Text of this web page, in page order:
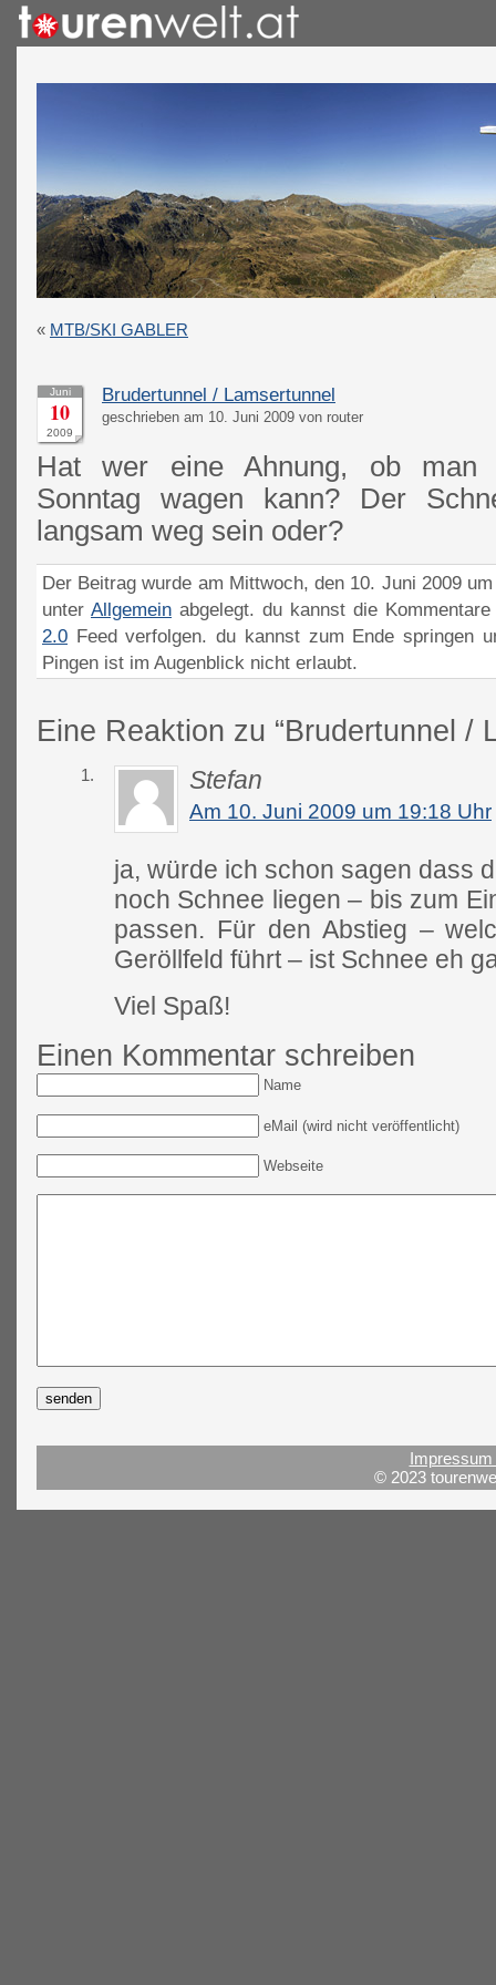
« MTB/SKI GABLER
Juni
10
2009
Brudertunnel / Lamsertunnel
geschrieben am 10. Juni 2009 von router
Hat wer eine Ahnung, ob man
Sonntag wagen kann? Der
langsam weg sein oder?
Der Beitrag wurde am Mittwoch, den 10. Juni 2009
unter Allgemein abgelegt. du kannst die
2.0 Feed verfolgen. du kannst zum Ende springen
Pingen ist im Augenblick nicht erlaubt.
Eine Reaktion zu “Brudertunnel /
1. Stefan
Am 10. Juni 2009 um 19:18 Uhr
ja, würde ich schon sagen dass
noch Schnee liegen – bis zum
passen. Für den Abstieg –
Geröllfeld führt – ist Schnee eh
Viel Spaß!
Einen Kommentar schreiben
Name
eMail (wird nicht veröffentlicht)
Webseite
© 2023